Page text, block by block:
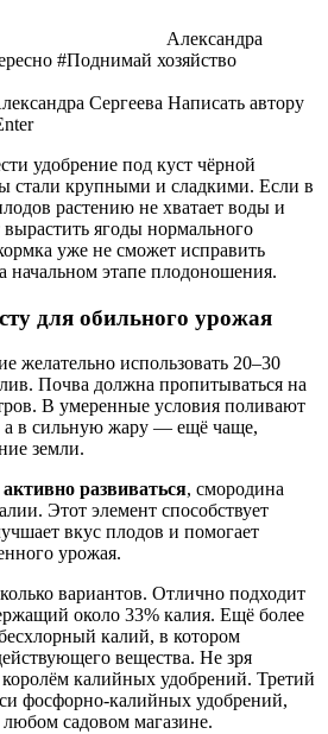
Александра
#Поднимай хозяйство
Сергеева Написать автору
удобрение под куст чёрной
стали крупными и сладкими. Если в
растению не хватает воды и
ягоды нормального
уже не сможет исправить
начальном этапе плодоношения.
для обильного урожая
желательно использовать 20–30
Почва должна пропитываться на
В умеренные условия поливают
а в сильную жару — ещё чаще,
земли.
развиваться, смородина
Этот элемент способствует
вкус плодов и помогает
урожая.
вариантов. Отлично подходит
около 33% калия. Ещё более
калий, в котором
вещества. Не зря
калийных удобрений. Третий
фосфорно-калийных удобрений,
садовом магазине.